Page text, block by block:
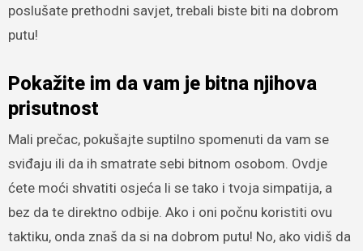
poslušate prethodni savjet, trebali biste biti na dobrom
putu!
Pokažite im da vam je bitna njihova
prisutnost
Mali prečac, pokušajte suptilno spomenuti da vam se
sviđaju ili da ih smatrate sebi bitnom osobom. Ovdje
ćete moći shvatiti osjeća li se tako i tvoja simpatija, a
bez da te direktno odbije. Ako i oni počnu koristiti ovu
taktiku, onda znaš da si na dobrom putu! No, ako vidiš da